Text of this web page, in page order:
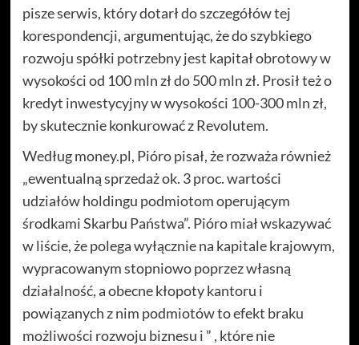
pisze serwis, który dotarł do szczegółów tej
korespondencji, argumentując, że do szybkiego
rozwoju spółki potrzebny jest kapitał obrotowy w
wysokości od 100 mln zł do 500 mln zł. Prosił też o
kredyt inwestycyjny w wysokości 100-300 mln zł,
by skutecznie konkurować z Revolutem.
Według money.pl, Pióro pisał, że rozważa również
„ewentualną sprzedaż ok. 3 proc. wartości
udziałów holdingu podmiotom operującym
środkami Skarbu Państwa”. Pióro miał wskazywać
w liście, że polega wyłącznie na kapitale krajowym,
wypracowanym stopniowo poprzez własną
działalność, a obecne kłopoty kantoru i
powiązanych z nim podmiotów to efekt braku
możliwości rozwoju biznesu i ” , które nie